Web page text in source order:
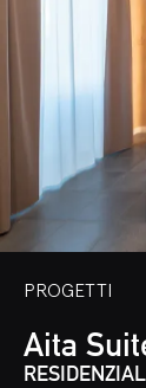
PROGETTI
Aita